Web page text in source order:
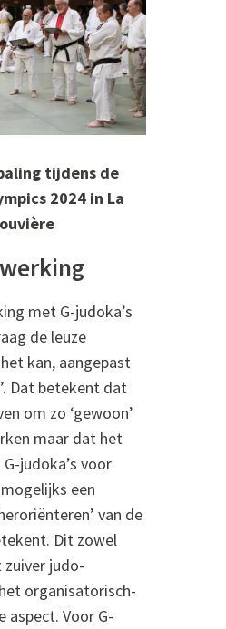
tijdens de
2024 in La
met G-judoka’s
de leuze
kan, aangepast
Dat betekent dat
om zo ‘gewoon’
maar dat het
judoka’s voor
een
van de
Dit zowel
judo-
organisatorisch-
aspect. Voor G-